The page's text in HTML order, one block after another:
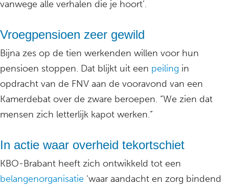
vanwege alle verhalen die je hoort’.
Vroegpensioen zeer gewild
Bijna zes op de tien werkenden willen voor hun
pensioen stoppen. Dat blijkt uit een peiling in
opdracht van de FNV aan de vooravond van een
Kamerdebat over de zware beroepen. “We zien dat
mensen zich letterlijk kapot werken.”
In actie waar overheid tekortschiet
KBO-Brabant heeft zich ontwikkeld tot een
belangenorganisatie ‘waar aandacht en zorg bindend